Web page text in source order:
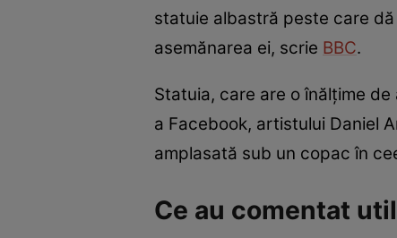
statuie albastră peste care
asemănarea ei, scrie BBC.
Statuia, care are o înălţime
a Facebook, artistului Daniel
amplasată sub un copac în
Ce au comentat